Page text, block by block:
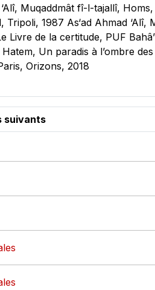
Muqaddmât fî-l-tajallî,
1987 As‘ad Ahmad
Livre de la certitude, PUF
Un paradis à l’ombre
Orizons, 2018
suivants